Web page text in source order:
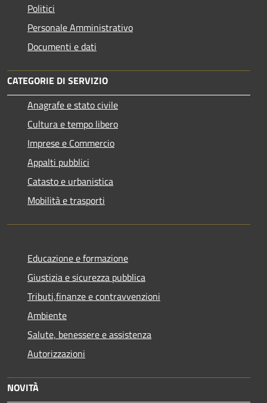
Politici
Personale Amministrativo
Documenti e dati
CATEGORIE DI SERVIZIO
Anagrafe e stato civile
Cultura e tempo libero
Imprese e Commercio
Appalti pubblici
Catasto e urbanistica
Mobilità e trasporti
Educazione e formazione
Giustizia e sicurezza pubblica
Tributi,finanze e contravvenzioni
Ambiente
Salute, benessere e assistenza
Autorizzazioni
NOVITÀ